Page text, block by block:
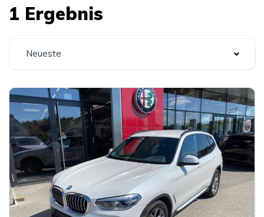
1 Ergebnis
Neueste